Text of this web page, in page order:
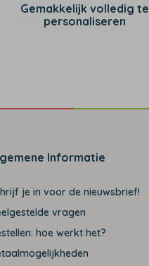
Gemakkelijk volledig te
personaliseren
Informatie
je in voor de nieuwsbrief!
vragen
hoe werkt het?